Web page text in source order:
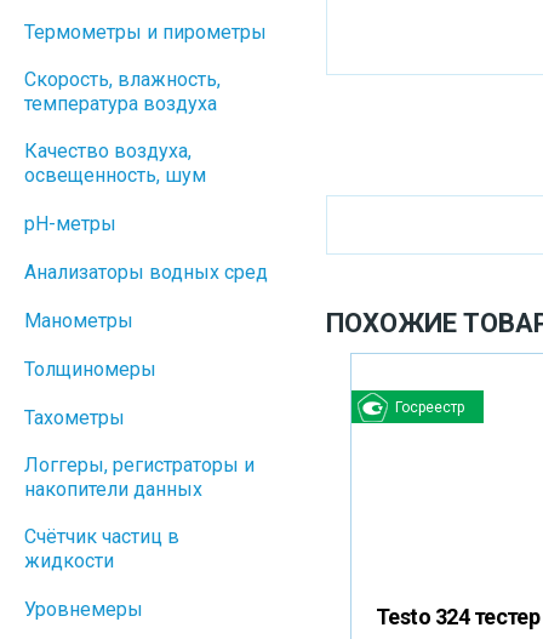
ПОХОЖИЕ
Госреестр
Testo 324
Термометры и пирометры
Скорость, влажность,
температура воздуха
Качество воздуха,
освещенность, шум
pH-метры
Анализаторы водных сред
Манометры
Толщиномеры
Тахометры
Логгеры, регистраторы и
накопители данных
Cчётчик частиц в
жидкости
Уровнемеры